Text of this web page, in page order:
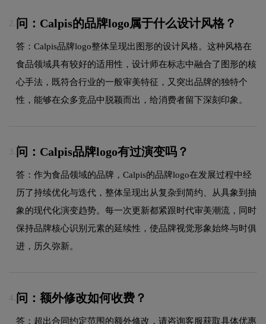
2. 问：Calpis的品牌logo属于什么设计风格？
答：Calpis品牌logo整体呈现出图形的设计风格。这种风格在
食品领域具有较好的适用性，设计师在标志中融合了图形的核
心手法，既符合行业的一般审美特征，又突出品牌的独特个
性，能够在众多竞品中脱颖而出，给消费者留下深刻印象。
3. 问：Calpis品牌logo有过演变吗？
答：作为食品领域的品牌，Calpis的品牌logo在发展过程中经
历了持续优化与迭代，整体呈现出从复杂到简约、从具象到抽
象的现代化演变趋势。每一次更新都紧跟时代审美潮流，同时
保持品牌核心识别元素的延续性，使品牌视觉形象始终与时俱
进，历久弥新。
4. 问：额外修改如何收费？
答：超出合同约定范围的额外修改，请咨询客服获取具体优惠